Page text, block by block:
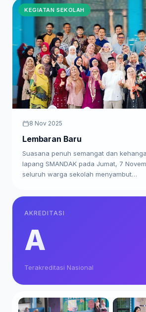
KEGIATAN SEKOLAH
8 Nov 2025
Lembaran Baru
Suasana penuh semangat dan
lapang SMANDAK pada Jumat, 7
seluruh warga sekolah menyambut…
AKREDITASI
A
Terakreditasi Nasional